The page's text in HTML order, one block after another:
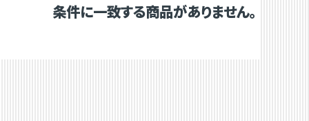
条件に一致する商品がありません。